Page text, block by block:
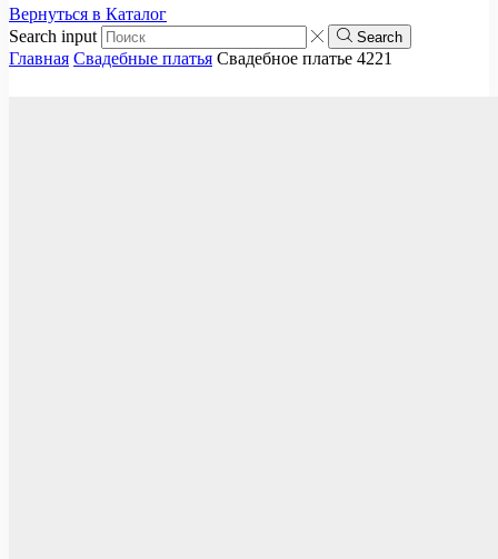
Вернуться в Каталог
Search input
Search
Главная Свадебные платья Свадебное платье 4221